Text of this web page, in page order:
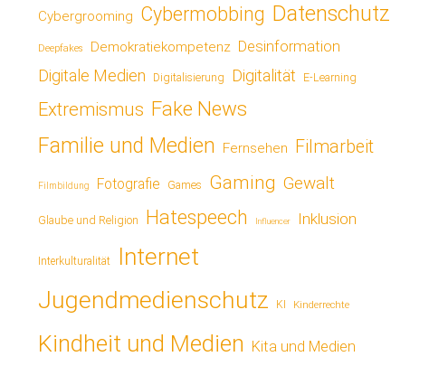
Cybergrooming Cybermobbing Datenschutz
Deepfakes Demokratiekompetenz Desinformation
Digitale Medien Digitalisierung Digitalität E-Learning
Extremismus Fake News
Familie und Medien Fernsehen Filmarbeit
Filmbildung Fotografie Games Gaming Gewalt
Glaube und Religion Hatespeech Influencer Inklusion
Interkulturalität Internet
Jugendmedienschutz KI Kinderrechte
Kindheit und Medien Kita und Medien